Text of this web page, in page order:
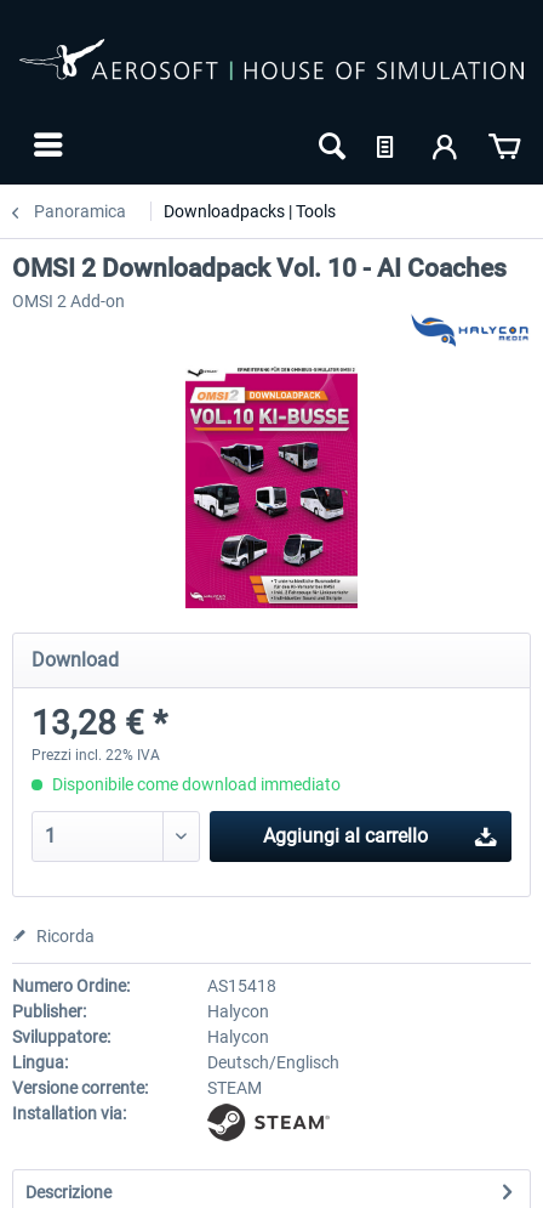
Panoramica Downloadpacks | Tools
OMSI 2 Tools - Power Toolkit
15,33 € *
OMSI 2 Downloadpack Vol.
OMSI 2 Downloadpack Vol. 10 - AI Coaches
OMSI 2 Add-on
Download
13,28 € *
Prezzi incl. 22% IVA
Disponibile come download immediato
Aggiungi al carrello
Ricorda
Numero Ordine:
AS15418
Publisher:
Halycon
Sviluppatore:
Halycon
Lingua:
Deutsch/Englisch
Versione corrente:
STEAM
Installation via:
Descrizione